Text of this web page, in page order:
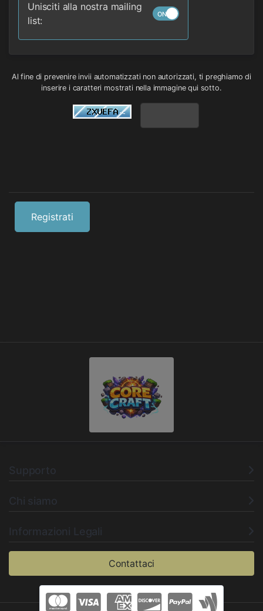
Unisciti alla nostra mailing
list:
Al fine di prevenire invii automatizzati non autorizzati, ti preghiamo di
inserire i caratteri mostrati nella immagine qui sotto.
Supporto
Chi siamo
Informazioni Legali
Contattaci